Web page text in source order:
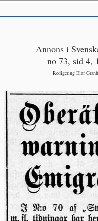
Annons i
no 73, sid 4,
Redigering Elof